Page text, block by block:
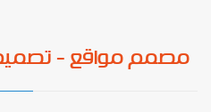
مصمم مواقع -